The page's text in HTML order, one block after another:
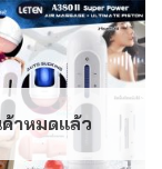
าหมดแล้ว